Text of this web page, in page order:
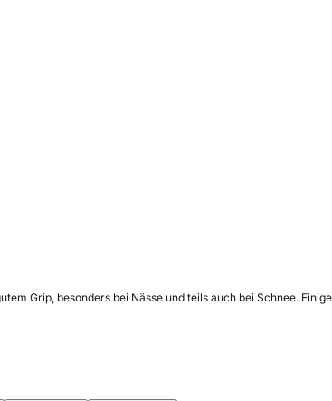
Grip, besonders bei Nässe und teils auch bei Schnee.